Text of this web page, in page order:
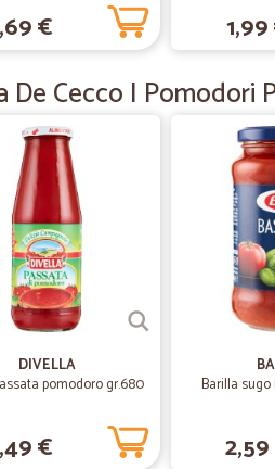
Tutto bene.
Rapidi e
Rapidi e
Prodotto
problema
€
De Cecco I Pomodori
DIVELLA
pomodoro gr.680
€
Barilla